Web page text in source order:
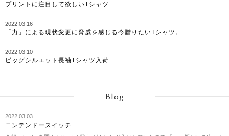
プリントに注目して欲しいTシャツ
2022.03.16
「力」による現状変更に脅威を感じる今贈りたいTシャツ。
2022.03.10
ビッグシルエット長袖Tシャツ入荷
Blog
2022.03.03
ニンテンドースイッチ